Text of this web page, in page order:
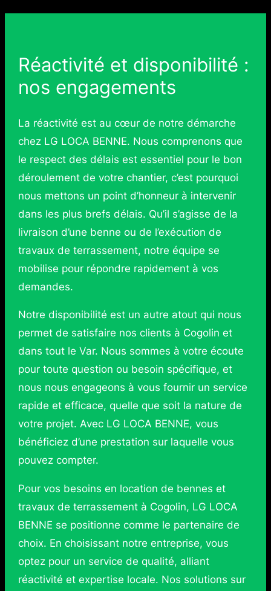
Réactivité et disponibilité :
nos engagements
La réactivité est au cœur de notre démarche
chez LG LOCA BENNE. Nous comprenons que
le respect des délais est essentiel pour le bon
déroulement de votre chantier, c’est pourquoi
nous mettons un point d’honneur à intervenir
dans les plus brefs délais. Qu’il s’agisse de la
livraison d’une benne ou de l’exécution de
travaux de terrassement, notre équipe se
mobilise pour répondre rapidement à vos
demandes.
Notre disponibilité est un autre atout qui nous
permet de satisfaire nos clients à Cogolin et
dans tout le Var. Nous sommes à votre écoute
pour toute question ou besoin spécifique, et
nous nous engageons à vous fournir un service
rapide et efficace, quelle que soit la nature de
votre projet. Avec LG LOCA BENNE, vous
bénéficiez d’une prestation sur laquelle vous
pouvez compter.
Pour vos besoins en location de bennes et
travaux de terrassement à Cogolin, LG LOCA
BENNE se positionne comme le partenaire de
choix. En choisissant notre entreprise, vous
optez pour un service de qualité, alliant
réactivité et expertise locale. Nos solutions sur